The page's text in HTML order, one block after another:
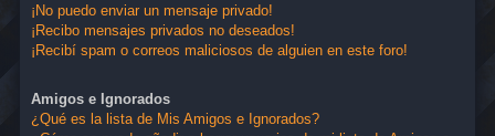
¡No puedo enviar un mensaje privado!
¡Recibo mensajes privados no deseados!
¡Recibí spam o correos maliciosos de alguien en este foro!
Amigos e Ignorados
¿Qué es la lista de Mis Amigos e Ignorados?